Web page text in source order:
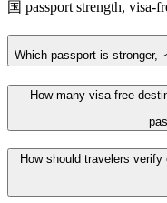
国 passport strength, visa-
Which passport is stronger,
How many visa-free
How should travelers